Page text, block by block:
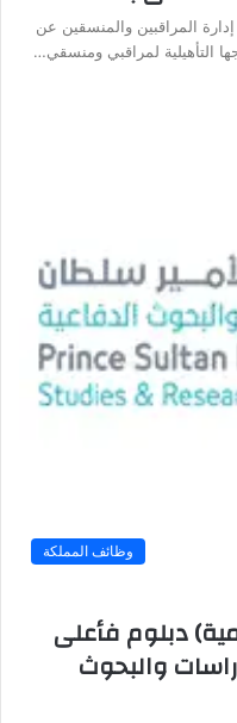
المراقبين والمنسقين عن
التأهيلية لمراقبي ومنسقي…
وظائف المملكة
دبلوم فأعلى
والبحوث